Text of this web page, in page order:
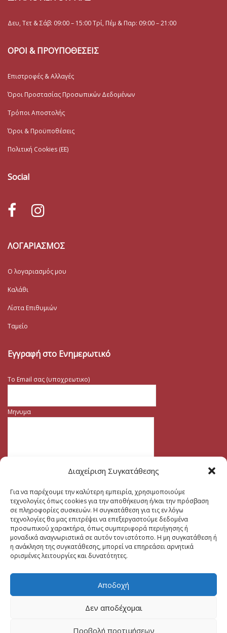
Διαχείριση Συγκατάθεσης
Για να παρέχουμε την καλύτερη εμπειρία, χρησιμοποιούμε
τεχνολογίες όπως cookies για την αποθήκευση ή/και την πρόσβαση
σε πληροφορίες συσκευών. Η συγκατάθεση για τις εν λόγω
τεχνολογίες θα μας επιτρέψει να επεξεργαστούμε δεδομένα
προσωπικού χαρακτήρα, όπως συμπεριφορά περιήγησης ή
μοναδικά αναγνωριστικά σε αυτόν τον ιστότοπο. Η μη συγκατάθεση ή
η ανάκληση της συγκατάθεσης, μπορεί να επηρεάσει αρνητικά
ορισμένες λειτουργίες και δυνατότητες.
Αποδοχή
Δεν αποδέχομαι
Προβολή προτιμήσεων
Δευ, Τετ & Σάβ: 09:00 – 15:00 Τρί, Πέμ & Παρ: 09:00 – 21:00
ΟΡΟΙ & ΠΡΟΥΠΟΘΕΣΕΙΣ
Επιστροφές & Αλλαγές
Όροι Προστασίας Προσωπικών Δεδομένων
Τρόποι Αποστολής
Όροι & Προϋποθέσεις
Πολιτική Cookies (ΕΕ)
Social
ΛΟΓΑΡΙΑΣΜΟΣ
Ο λογαριασμός μου
Καλάθι
Λίστα Επιθυμιών
Ταμείο
Εγγραφή στο Ενημερωτικό
Το Email σας (υποχρεωτικο)
Μηνυμα